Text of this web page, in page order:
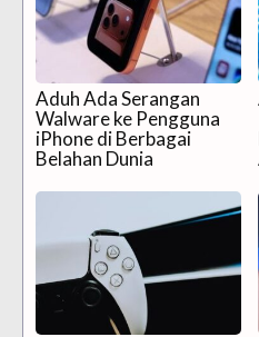
Aduh Ada Serangan
Walware ke Pengguna
iPhone di Berbagai
Belahan Dunia